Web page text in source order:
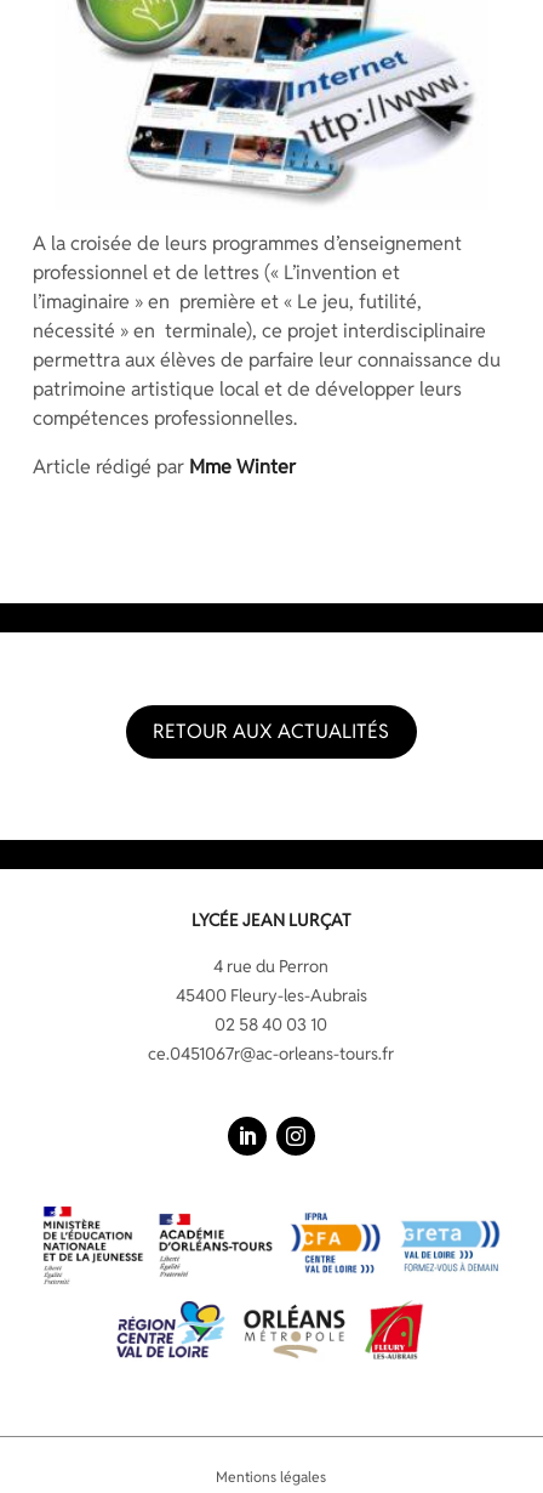
A la croisée de leurs programmes d’enseignement
professionnel et de lettres (« L’invention et
l’imaginaire » en première et « Le jeu, futilité,
nécessité » en terminale), ce projet interdisciplinaire
permettra aux élèves de parfaire leur connaissance du
patrimoine artistique local et de développer leurs
compétences professionnelles.
Article rédigé par Mme Winter
RETOUR AUX ACTUALITÉS
LYCÉE JEAN LURÇAT
4 rue du Perron
45400 Fleury-les-Aubrais
02 58 40 03 10
ce.0451067r@ac-orleans-tours.fr
Mentions légales